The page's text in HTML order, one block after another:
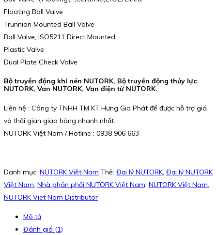
Floating Ball Valve
Trunnion Mounted Ball Valve
Ball Valve, ISO5211 Direct Mounted
Plastic Valve
Dual Plate Check Valve
Bộ truyền động khí nén NUTORK, Bộ truyền động thủy lực
NUTORK, Van NUTORK, Van điện từ NUTORK.
Liên hệ : Công ty TNHH TM KT Hưng Gia Phát để được hỗ trợ giá
và thời gian giao hàng nhanh nhất.
NUTORK Việt Nam / Hotline : 0938 906 663
Danh mục: NUTORK Việt Nam Thẻ: Đại lý NUTORK, Đại lý NUTORK
Việt Nam, Nhà phân phối NUTORK Việt Nam, NUTORK Việt Nam,
NUTORK Viet Nam Distributor
Mô tả
Đánh giá (1)